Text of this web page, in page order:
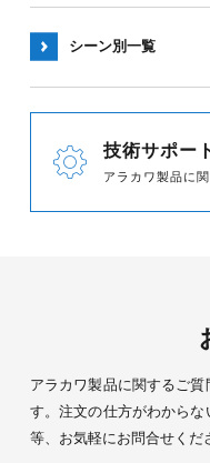
シーン別一覧
技術サポー
アラカワ製品に
アラカワ製品に関するご
す。注文の仕方がわから
等、お気軽にお問合せくだ